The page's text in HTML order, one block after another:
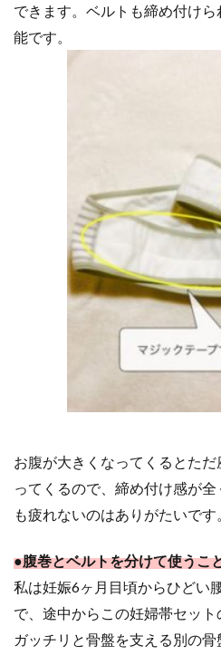
できます。ベルトも締め付け
能です。
お腹が大きくなってくるとた
ってくるので、締め付け感が
も疲れないのはありがたいです
●腹巻とベルトを分けて使うこ
私は妊娠6ヶ月目頃からひどい
で、途中からこの妊婦帯セッ
ガッチリと骨盤を支える別の